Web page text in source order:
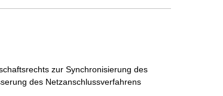
zur Synchronisierung des
des Netzanschlussverfahrens